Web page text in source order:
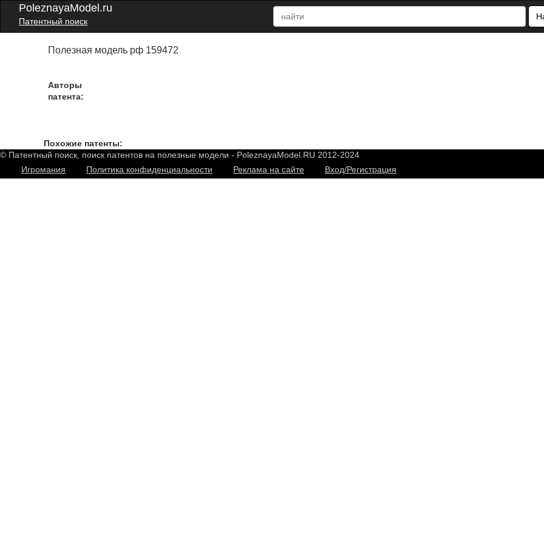
PoleznayaModel.ru
Патентный поиск
Полезная модель рф 159472
Авторы
патента:
Похожие патенты:
© Патентный поиск, поиск патентов на полезные модели - PoleznayaModel.RU 2012-2024
Игромания
Политика конфиденциальности Реклама на сайте Вход/Регистрация